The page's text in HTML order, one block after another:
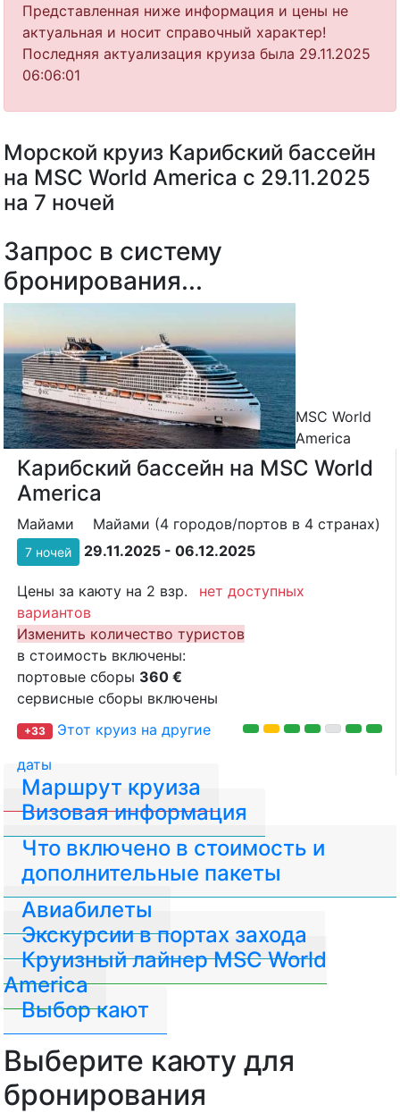
Представленная ниже информация и цены не
актуальная и носит справочный характер!
Последняя актуализация круиза была 29.11.2025
06:06:01
Морской круиз Карибский бассейн
на MSC World America с 29.11.2025
на 7 ночей
MSC World
America
Карибский бассейн на MSC World
America
Майами Майами (4 городов/портов в 4 странах)
7 ночей 29.11.2025 - 06.12.2025
Цены за каюту на 2 взр.
нет доступных
вариантов
Изменить количество туристов
в стоимость включены:
портовые сборы 360 €
сервисные сборы включены
+33
Этот круиз на другие
даты
Запрос в систему
бронирования...
Маршрут круиза
Визовая информация
Авиабилеты
Что включено в стоимость и
дополнительные пакеты
Экскурсии в портах захода
Круизный лайнер MSC World
America
Выбор кают
Выберите каюту для
бронирования